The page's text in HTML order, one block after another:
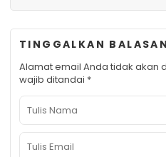
TINGGALKAN BALASAN
Alamat email Anda tidak akan
wajib ditandai *